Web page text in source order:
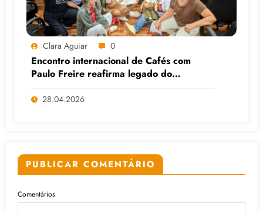
Clara Aguiar 0
Encontro internacional de Cafés com
Paulo Freire reafirma legado do
educador popular
28.04.2026
PUBLICAR COMENTÁRIO
Comentários